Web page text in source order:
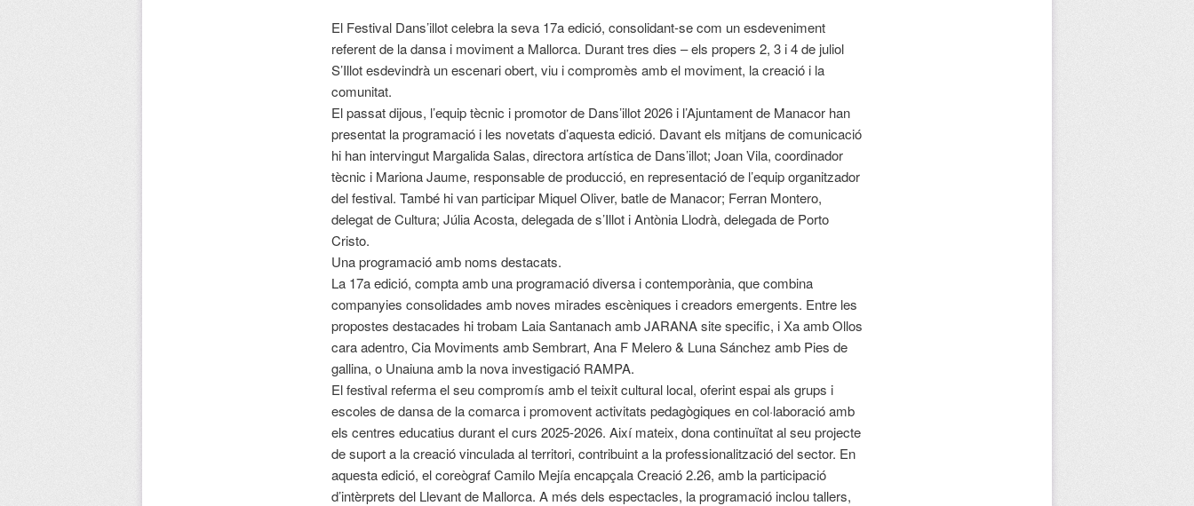
El Festival Dans’illot celebra la seva 17a edició, consolidant-se com un esdeveniment
referent de la dansa i moviment a Mallorca. Durant tres dies – els propers 2, 3 i 4 de juliol
S’Illot esdevindrà un escenari obert, viu i compromès amb el moviment, la creació i la
comunitat.
El passat dijous, l’equip tècnic i promotor de Dans’illot 2026 i l’Ajuntament de Manacor han
presentat la programació i les novetats d’aquesta edició. Davant els mitjans de comunicació
hi han intervingut Margalida Salas, directora artística de Dans’illot; Joan Vila, coordinador
tècnic i Mariona Jaume, responsable de producció, en representació de l’equip organitzador
del festival. També hi van participar Miquel Oliver, batle de Manacor; Ferran Montero,
delegat de Cultura; Júlia Acosta, delegada de s’Illot i Antònia Llodrà, delegada de Porto
Cristo.
Una programació amb noms destacats.
La 17a edició, compta amb una programació diversa i contemporània, que combina
companyies consolidades amb noves mirades escèniques i creadors emergents. Entre les
propostes destacades hi trobam Laia Santanach amb JARANA site specific, i Xa amb Ollos
cara adentro, Cia Moviments amb Sembrart, Ana F Melero & Luna Sánchez amb Pies de
gallina, o Unaiuna amb la nova investigació RAMPA.
El festival referma el seu compromís amb el teixit cultural local, oferint espai als grups i
escoles de dansa de la comarca i promovent activitats pedagògiques en col·laboració amb
els centres educatius durant el curs 2025-2026. Així mateix, dona continuïtat al seu projecte
de suport a la creació vinculada al territori, contribuint a la professionalització del sector. En
aquesta edició, el coreògraf Camilo Mejía encapçala Creació 2.26, amb la participació
d’intèrprets del Llevant de Mallorca. A més dels espectacles, la programació inclou tallers,